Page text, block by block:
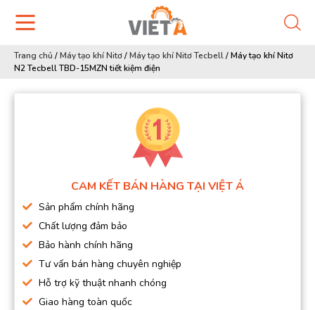
Trang chủ /Máy tạo khí Nitơ/Máy tạo khí Nitơ Tecbell/Máy tạo khí Nitơ
N2 Tecbell TBD-15MZN tiết kiệm điện
CAM KẾT BÁN HÀNG TẠI VIỆT Á
Sản phẩm chính hãng
Chất lượng đảm bảo
Bảo hành chính hãng
Tư vấn bán hàng chuyên nghiệp
Hỗ trợ kỹ thuật nhanh chóng
Giao hàng toàn quốc